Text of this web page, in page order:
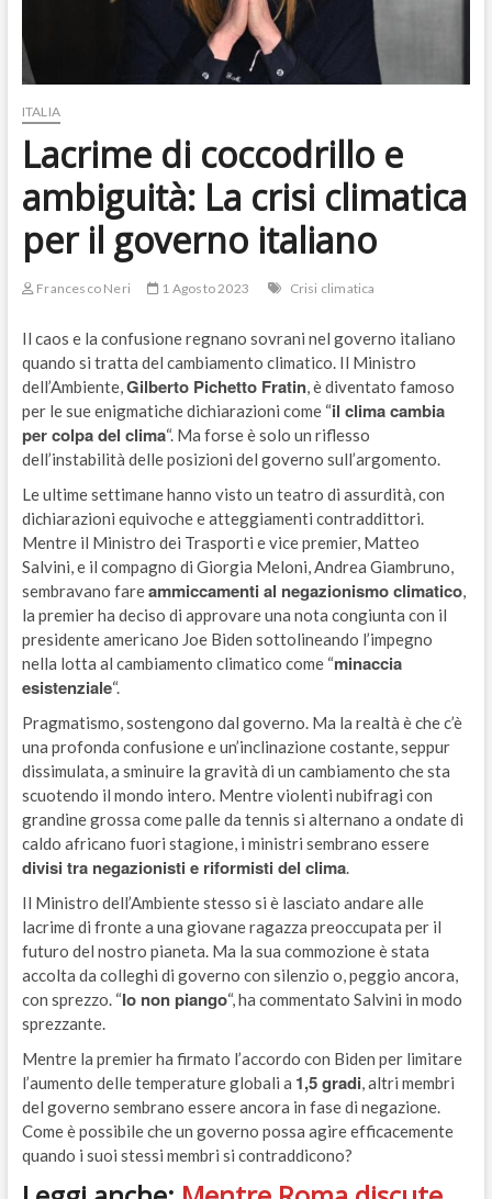
ITALIA
Lacrime di coccodrillo e
ambiguità: La crisi climatica
per il governo italiano
Francesco Neri 1 Agosto 2023 Crisi climatica
Il caos e la confusione regnano sovrani nel governo italiano
quando si tratta del cambiamento climatico. Il Ministro
dell’Ambiente,Gilberto Pichetto Fratin, è diventato famoso
per le sue enigmatiche dichiarazioni come “il clima cambia
per colpa del clima“. Ma forse è solo un riflesso
dell’instabilità delle posizioni del governo sull’argomento.
Le ultime settimane hanno visto un teatro di assurdità, con
dichiarazioni equivoche e atteggiamenti contraddittori.
Mentre il Ministro dei Trasporti e vice premier, Matteo
Salvini, e il compagno di Giorgia Meloni, Andrea Giambruno,
sembravano fareammiccamenti al negazionismo climatico,
la premier ha deciso di approvare una nota congiunta con il
presidente americano Joe Biden sottolineando l’impegno
nella lotta al cambiamento climatico come “minaccia
esistenziale“.
Pragmatismo, sostengono dal governo. Ma la realtà è che c’è
una profonda confusione e un’inclinazione costante, seppur
dissimulata, a sminuire la gravità di un cambiamento che sta
scuotendo il mondo intero. Mentre violenti nubifragi con
grandine grossa come palle da tennis si alternano a ondate di
caldo africano fuori stagione, i ministri sembrano essere
divisi tra negazionisti e riformisti del clima.
Il Ministro dell’Ambiente stesso si è lasciato andare alle
lacrime di fronte a una giovane ragazza preoccupata per il
futuro del nostro pianeta. Ma la sua commozione è stata
accolta da colleghi di governo con silenzio o, peggio ancora,
con sprezzo. “Io non piango“, ha commentato Salvini in modo
sprezzante.
Mentre la premier ha firmato l’accordo con Biden per limitare
l’aumento delle temperature globali a 1,5 gradi, altri membri
del governo sembrano essere ancora in fase di negazione.
Come è possibile che un governo possa agire efficacemente
quando i suoi stessi membri si contraddicono?